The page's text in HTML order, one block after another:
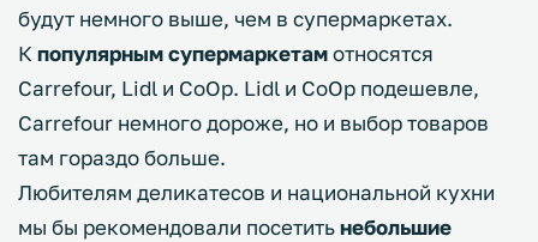
будут немного выше, чем в супермаркетах.
К популярным супермаркетамотносятся
Carrefour, Lidl и CoOp. Lidl и CoOp подешевле,
Carrefour немного дороже, но и выбор товаров
там гораздо больше.
Любителям деликатесов и национальной кухни
мы бы рекомендовали посетитьнебольшие